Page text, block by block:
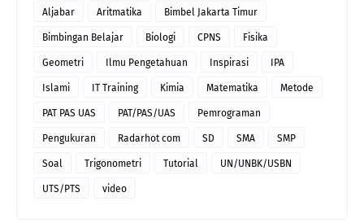
Aljabar Aritmatika Bimbel Jakarta Timur
Bimbingan Belajar Biologi CPNS Fisika
Geometri Ilmu Pengetahuan Inspirasi IPA
Islami IT Training Kimia Matematika Metode
PAT PAS UAS PAT/PAS/UAS Pemrograman
Pengukuran Radarhot com SD SMA SMP
Soal Trigonometri Tutorial UN/UNBK/USBN
UTS/PTS video